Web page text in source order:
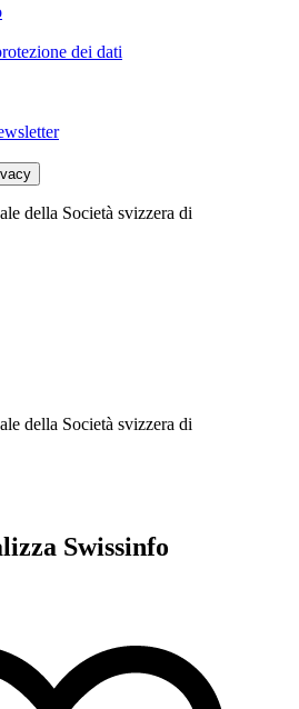
dei dati
della Società svizzera di
della Società svizzera di
Swissinfo